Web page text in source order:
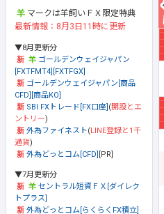
マークは羊飼いＦＸ限定特典
最新情報：8月3日11時に更新
▼8月更新分
ゴールデンウェイジャパン
[FXTFMT4][FXTFGX]
ゴールデンウェイジャパン[商品
CFD][商品KO]
SBI FXトレード[FX口座] (開設とエ
ントリー)
外為ファイネスト(LINE登録と1千
通貨)
外為どっとコム[CFD] [PR]
▼7月更新分
セントラル短資ＦＸ[ダイレク
トプラス]
外為どっとコム[らくらくFX積立]